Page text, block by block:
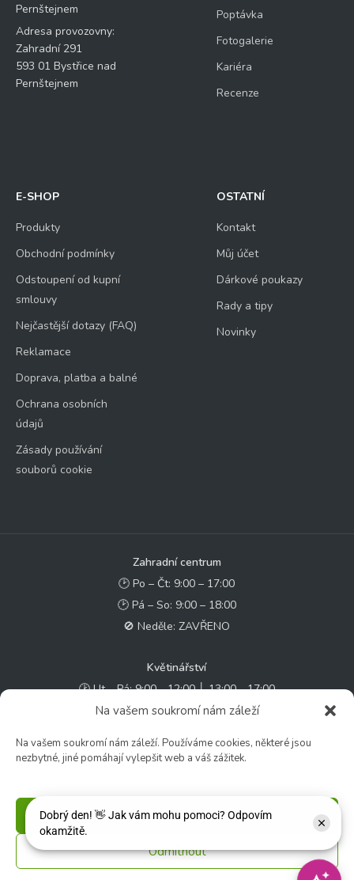
Na vašem soukromí nám záleží
Na vašem soukromí nám záleží. Používáme cookies, některé jsou
nezbytné, jiné pomáhají vylepšit web a váš zážitek.
Příjmout
Odmítnout
Pernštejnem
Adresa provozovny:
Zahradní 291
593 01 Bystřice nad
Pernštejnem
Poptávka
Fotogalerie
Kariéra
Recenze
E-SHOP
Produkty
Obchodní podmínky
Odstoupení od kupní
smlouvy
Nejčastější dotazy (FAQ)
Reklamace
Doprava, platba a balné
Ochrana osobních
údajů
Zásady používání
souborů cookie
OSTATNÍ
Kontakt
Můj účet
Dárkové poukazy
Rady a tipy
Novinky
Zahradní centrum
🕑 Po – Čt: 9:00 – 17:00
🕑 Pá – So: 9:00 – 18:00
🚫 Neděle: ZAVŘENO
Květinářství
🕑 Ut – Pá: 9:00 - 12:00 │ 13:00 - 17:00
🕑 So: 9:00 – 15:00